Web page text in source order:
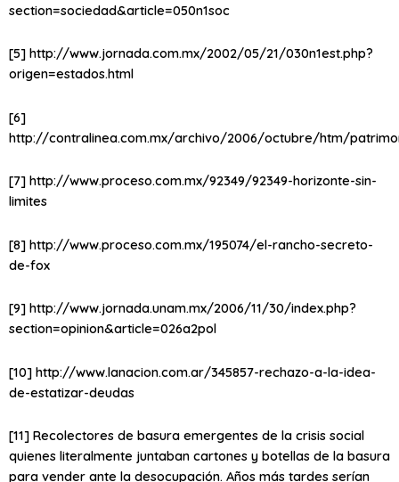
section=sociedad&article=050n1soc
[5] http://www.jornada.com.mx/2002/05/21/030n1est.php?
origen=estados.html
[6]
http://contralinea.com.mx/archivo/2006/octubre/htm/
[7] http://www.proceso.com.mx/92349/92349-horizonte-sin-
limites
[8] http://www.proceso.com.mx/195074/el-rancho-secreto-
de-fox
[9] http://www.jornada.unam.mx/2006/11/30/index.php?
section=opinion&article=026a2pol
[10] http://www.lanacion.com.ar/345857-rechazo-a-la-idea-
de-estatizar-deudas
[11] Recolectores de basura emergentes de la crisis social
quienes literalmente juntaban cartones y botellas de la basura
para vender ante la desocupación. Años más tardes serían